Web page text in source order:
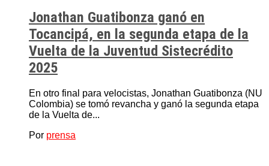
Jonathan Guatibonza ganó en
Tocancipá, en la segunda etapa de la
Vuelta de la Juventud Sistecrédito
2025
En otro final para velocistas, Jonathan Guatibonza (NU
Colombia) se tomó revancha y ganó la segunda etapa
de la Vuelta de...
Por prensa